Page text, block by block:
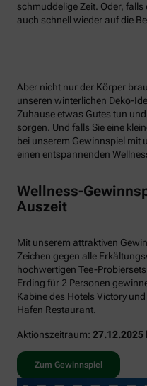
schmuddelige Zeit. Oder,
auch schnell wieder auf die
Aber nicht nur der Körper
unseren winterlichen Deko-
Zuhause etwas Gutes tun
sorgen. Und falls Sie eine
bei unserem Gewinnspiel mit
einen entspannenden
Wellness-
Auszeit
Mit unserem attraktiven
Zeichen gegen alle
hochwertigen Tee-
Erding für 2 Personen
Kabine des Hotels Victory
Hafen Restaurant.
Aktionszeitraum: 27.12.2025
Zum Gewinnspiel